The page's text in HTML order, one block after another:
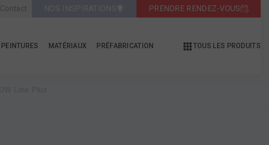
PEINTURES MATÉRIAUX PRÉFABRICATION TOUS LES PRODUITS
Contact PRENDRE RENDEZ-VOUS